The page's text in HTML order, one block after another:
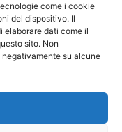
come i cookie
del dispositivo. Il
elaborare dati come il
sito. Non
su alcune